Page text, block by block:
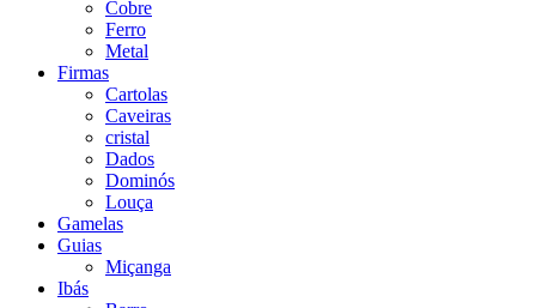
Cobre
Ferro
Metal
Firmas
Cartolas
Caveiras
cristal
Dados
Dominós
Louça
Gamelas
Guias
Miçanga
Ibás